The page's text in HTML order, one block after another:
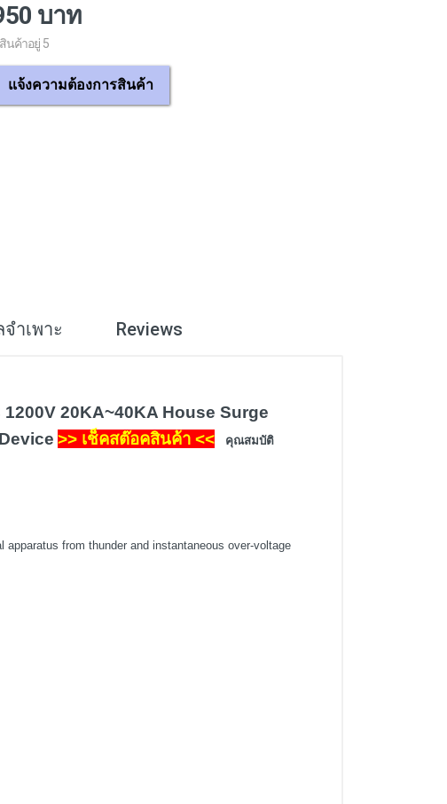
บาท
นค้าอยู่ 5
แจ้งความต้องการสินค้า
ำเพาะ Reviews
20KA~40KA House Surge
>> เช็คสต๊อคสินค้า <<
คุณสมบัติ
from thunder and instantaneous over-voltage